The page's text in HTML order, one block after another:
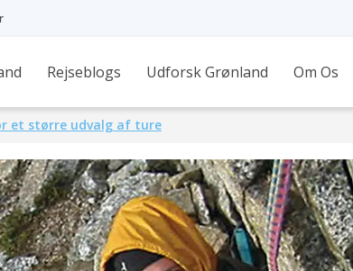
Rejseblogs Udforsk Grønland Om Os
et større udvalg af ture